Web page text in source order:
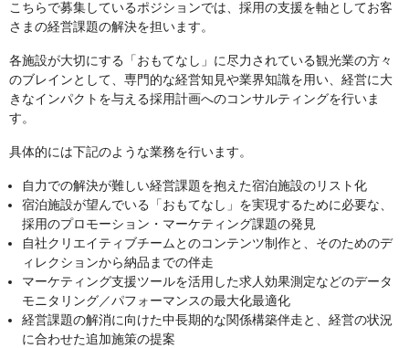
こちらで募集しているポジションでは、採用の支援を軸としてお客
さまの経営課題の解決を担います。
各施設が大切にする「おもてなし」に尽力されている観光業の方々
のブレインとして、専門的な経営知見や業界知識を用い、経営に大
きなインパクトを与える採用計画へのコンサルティングを行いま
す。
具体的には下記のような業務を行います。
自力での解決が難しい経営課題を抱えた宿泊施設のリスト化
宿泊施設が望んでいる「おもてなし」を実現するために必要な、
採用のプロモーション・マーケティング課題の発見
自社クリエイティブチームとのコンテンツ制作と、そのためのデ
ィレクションから納品までの伴走
マーケティング支援ツールを活用した求人効果測定などのデータ
モニタリング／パフォーマンスの最大化最適化
経営課題の解消に向けた中長期的な関係構築伴走と、経営の状況
に合わせた追加施策の提案